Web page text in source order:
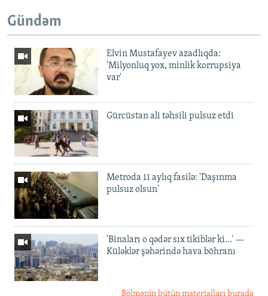
Gündəm
Elvin Mustafayev azadlıqda:
'Milyonluq yox, minlik korrupsiya
var'
Gürcüstan ali təhsili pulsuz etdi
Metroda 11 aylıq fasilə: 'Daşınma
pulsuz olsun'
'Binaları o qədər sıx tikiblər ki...' —
Küləklər şəhərində hava böhranı
Bölmənin bütün materialları burada